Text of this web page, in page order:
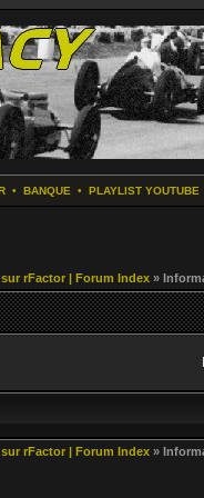
• BANQUE • PLAYLIST YOUTUBE
rFactor | Forum Index »
rFactor | Forum Index »